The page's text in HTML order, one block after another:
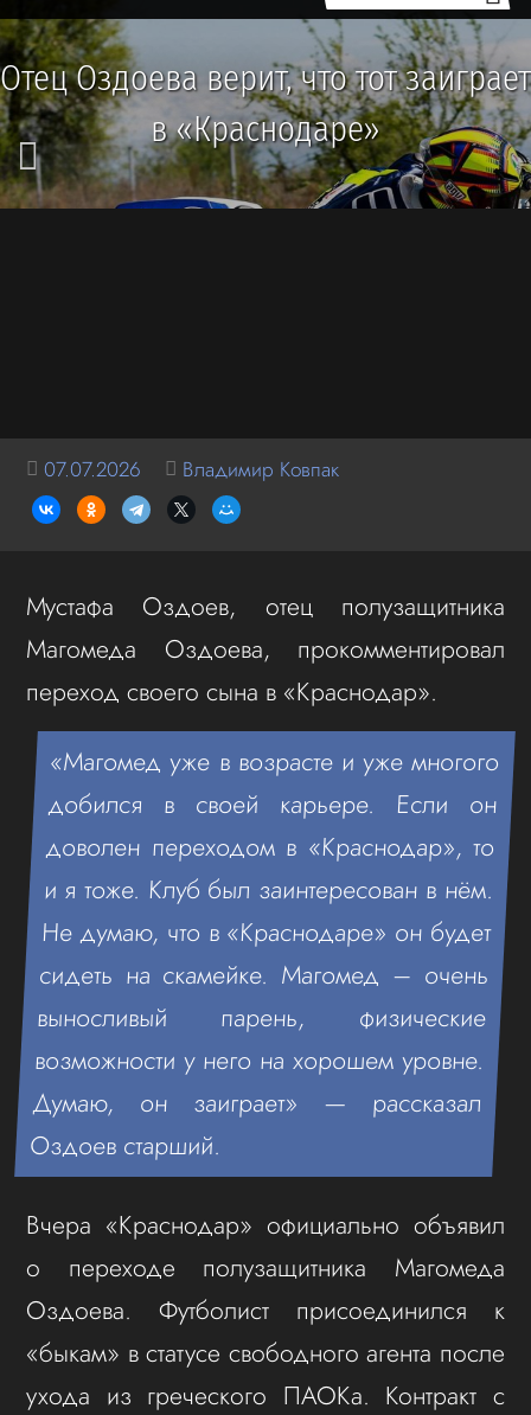
Отец Оздоева верит, что тот заиграет
в «Краснодаре»
07.07.2026 Владимир Ковпак
Мустафа Оздоев, отец полузащитника
Магомеда Оздоева, прокомментировал
переход своего сына в «Краснодар».
«Магомед уже в возрасте и уже многого
добился в своей карьере. Если он
доволен переходом в «Краснодар», то
и я тоже. Клуб был заинтересован в нём.
Не думаю, что в «Краснодаре» он будет
сидеть на скамейке. Магомед – очень
выносливый парень, физические
возможности у него на хорошем уровне.
Думаю, он заиграет» — рассказал
Оздоев старший.
Вчера «Краснодар» официально объявил
о переходе полузащитника Магомеда
Оздоева. Футболист присоединился к
«быкам» в статусе свободного агента после
ухода из греческого ПАОКа. Контракт с